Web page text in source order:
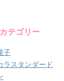
カテゴリー
子
ラスタンダード